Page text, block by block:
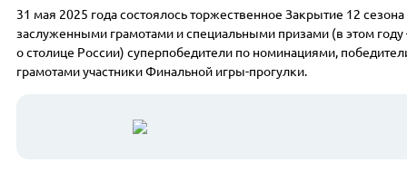
31 мая 2025 года состоялось торжественное Закрытие 12
заслуженными грамотами и специальными призами (в этом
о столице России) суперпобедители по номинациями,
грамотами участники Финальной игры-прогулки.